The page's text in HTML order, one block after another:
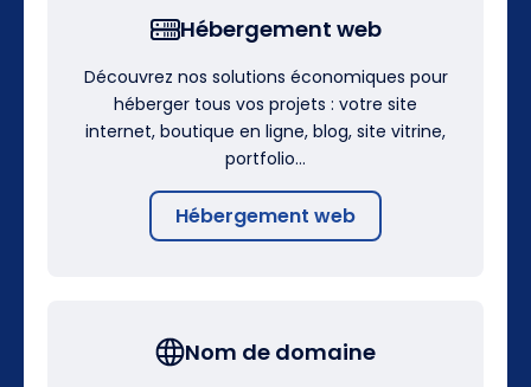
Hébergement web
Découvrez nos solutions économiques pour
héberger tous vos projets : votre site
internet, boutique en ligne, blog, site vitrine,
portfolio…
Hébergement web
Nom de domaine